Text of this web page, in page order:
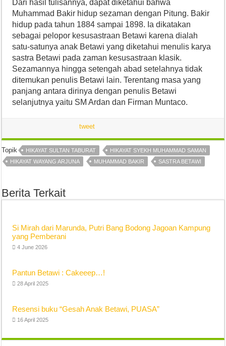
Dari hasil tulisannya, dapat diketahui bahwa
Muhammad Bakir hidup sezaman dengan Pitung. Bakir
hidup pada tahun 1884 sampai 1898. Ia dikatakan
sebagai pelopor kesusastraan Betawi karena dialah
satu-satunya anak Betawi yang diketahui menulis karya
sastra Betawi pada zaman kesusastraan klasik.
Sezamannya hingga setengah abad setelahnya tidak
ditemukan penulis Betawi lain. Terentang masa yang
panjang antara dirinya dengan penulis Betawi
selanjutnya yaitu SM Ardan dan Firman Muntaco.
tweet
Topik HIKAYAT SULTAN TABURAT
HIKAYAT SYEKH MUHAMMAD SAMAN
HIKAYAT WAYANG ARJUNA
MUHAMMAD BAKIR SASTRA BETAWI
Berita Terkait
Si Mirah dari Marunda, Putri Bang Bodong Jagoan Kampung
yang Pemberani
4 June 2026
Pantun Betawi : Cakeeep…!
28 April 2025
Resensi buku “Gesah Anak Betawi, PUASA”
16 April 2025